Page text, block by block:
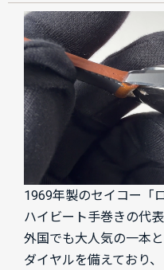
1969年製のセイコー「
ハイビート手巻きの代
外国でも大人気の一本
ダイヤルを備えており